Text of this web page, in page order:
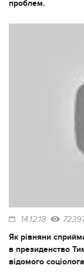
проблем.
14.12.18
Як рівняни
в президенство
відомого соціолога